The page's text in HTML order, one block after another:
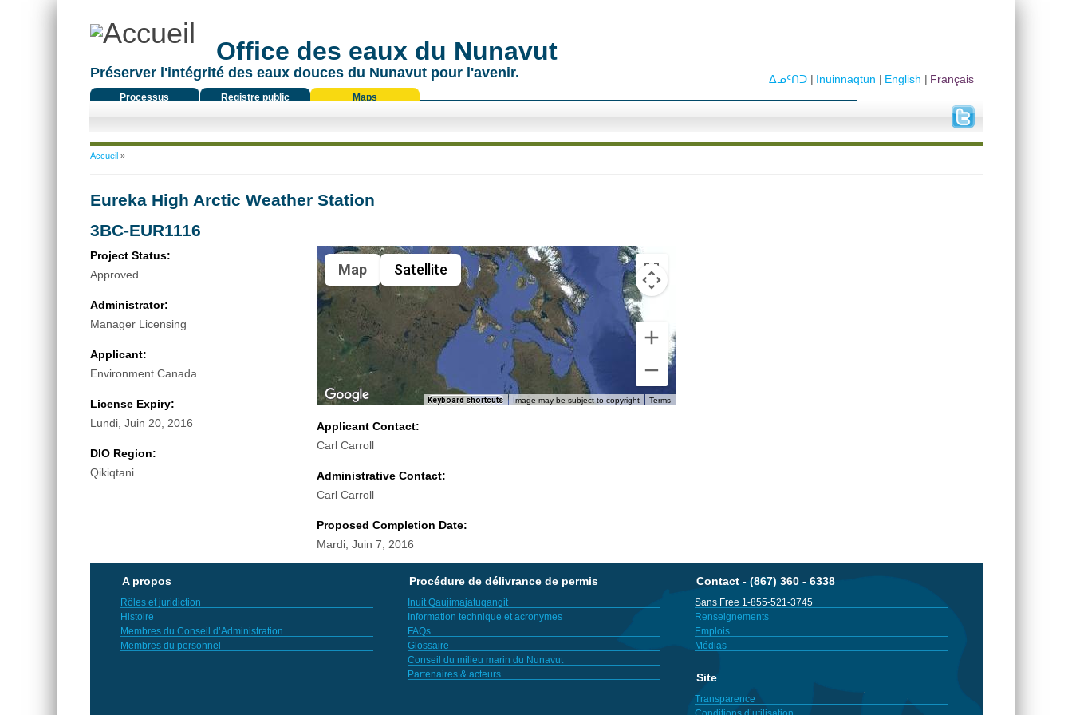
Office des eaux du Nunavut
Préserver l'intégrité des eaux douces du Nunavut pour l'avenir.
Processus
Registre public Maps
Français
English
Inuinnaqtun
ᐃᓄᑦᑎᑐ
Vous êtes ici
Accueil»
Eureka High Arctic Weather Station
3BC-EUR1116
Project Status:
Approved
Administrator:
Manager Licensing
Applicant:
Environment Canada
License Expiry:
Lundi, Juin 20, 2016
DIO Region:
Qikiqtani
Map Satellite
Keyboard shortcuts Image may be subject to copyright Terms
Applicant Contact:
Carl Carroll
Administrative Contact:
Carl Carroll
Proposed Completion Date:
Mardi, Juin 7, 2016
A propos
Rôles et juridiction
Histoire
Membres du Conseil d’Administration
Membres du personnel
Procédure de délivrance de permis
Inuit Qaujimajatuqangit
Information technique et acronymes
FAQs
Glossaire
Conseil du milieu marin du Nunavut
Partenaires & acteurs
Contact - (867) 360 - 6338
Sans Free 1-855-521-3745
Renseignements
Emplois
Médias
Site
Transparence